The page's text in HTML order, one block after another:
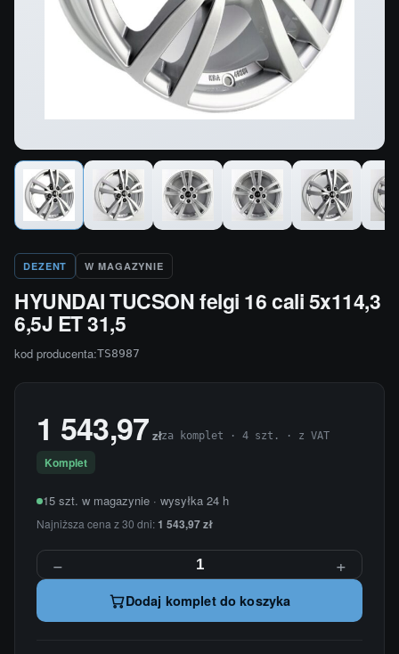
DEZENT W MAGAZYNIE
HYUNDAI TUCSON felgi 16 cali 5x114,3
6,5J ET 31,5
kod producenta:TS8987
1 543,97 złza komplet · 4 szt. · z VAT
Komplet
15 szt. w magazynie · wysyłka 24 h
Najniższa cena z 30 dni:1 543,97 zł
− +
Dodaj komplet do koszyka